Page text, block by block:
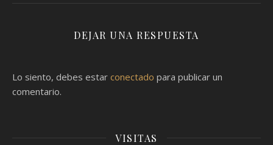
DEJAR UNA RESPUESTA
Lo siento, debes estar conectado para publicar un
comentario.
VISITAS